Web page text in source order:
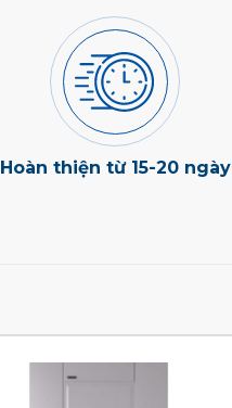
Hoàn thiện từ 15-20 ngày